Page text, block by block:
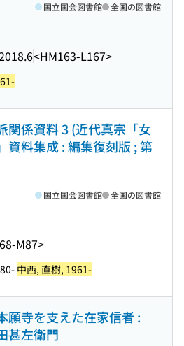
<HM163-L167>
国立国会図書館 全国の図書館
関係資料 3 (近代真宗「女
資料集成 : 編集復刻版 ; 第
M87>
国立国会図書館 全国の図書館
中西, 直樹, 1961-
願寺を支えた在家信者 :
甚左衛門